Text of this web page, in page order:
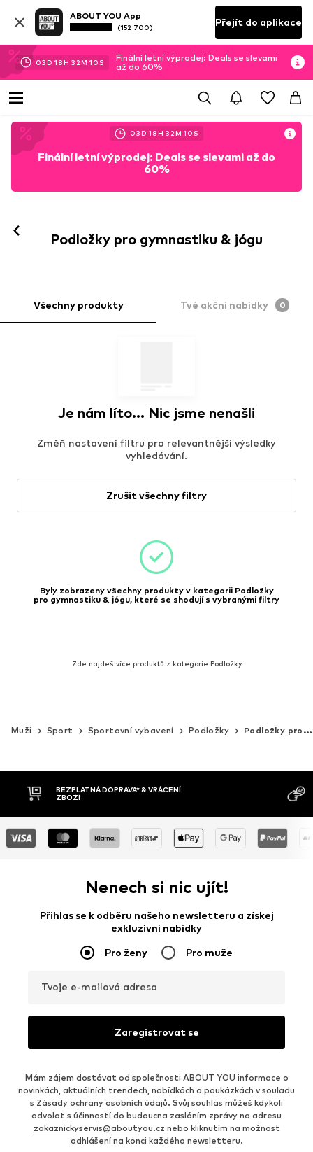
ABOUT YOU App
(152 700) Přejít do aplikace
03D 18H 32M 10 S
Finální letní výprodej: Deals se slevami
až do 60%
03D 18H 32M 10 S
Finální letní výprodej: Deals se slevami až do
60%
Podložky pro gymnastiku & jógu
Všechny produkty Tvé akční nabídky 0
Je nám líto... Nic jsme nenašli
Změň nastavení filtru pro relevantnější výsledky
vyhledávání.
Zrušit všechny filtry
Byly zobrazeny všechny produkty v kategorii Podložky
pro gymnastiku & jógu, které se shodují s vybranými filtry
Zde najdeš více produktů z kategorie Podložky
Muži Sport Sportovní vybavení Podložky Podložky pro gymnastiku & jógu
BEZPLATNÁ DOPRAVA* & VRÁCENÍ
ZBOŽÍ
Nenech si nic ujít!
Přihlas se k odběru našeho newsletteru a získej
exkluzivní nabídky
Pro ženy Pro muže
Tvoje e-mailová adresa
Zaregistrovat se
Mám zájem dostávat od společnosti ABOUT YOU informace o
novinkách, aktuálních trendech, nabídkách a poukázkách v souladu
s Zásady ochrany osobních údajů. Svůj souhlas můžeš kdykoli
odvolat s účinností do budoucna zasláním zprávy na adresu
zakaznickyservis@aboutyou.cz nebo kliknutím na možnost
odhlášení na konci každého newsletteru.